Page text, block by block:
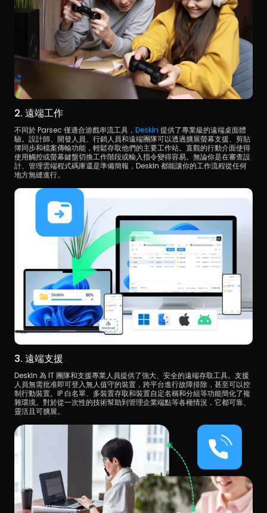
2. 遠端工作
不同於 Parsec 僅適合游戲串流工具， DeskIn 提供了專業級的遠端桌面體
驗。設計師、開發人員、行銷人員和遠端團隊可以透過擴展螢幕支援、剪貼
簿同步和檔案傳輸功能，輕鬆存取他們的主要工作站。直觀的行動介面使得
使用觸控或螢幕鍵盤切換工作階段或輸入指令變得容易。無論你是在審查設
計、管理雲端程式碼庫還是準備簡報，DeskIn 都能讓你的工作流程從任何
地方無縫進行。
3. 遠端支援
DeskIn 為 IT 團隊和支援專業人員提供了強大、安全的遠端存取工具。支援
人員無需批准即可登入無人值守的裝置，跨平台進行故障排除，甚至可以控
制行動裝置。IP 白名單、多裝置存取和裝置自定名稱和分組等功能簡化了複
雜環境。對於從一次性的技術幫助到管理企業端點等各種情況，它都可靠、
靈活且可擴展。